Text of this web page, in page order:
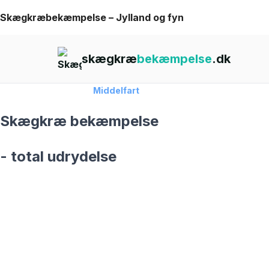
Skip
Skægkræbekæmpelse – Jylland og fyn
skægkræbekæmpelse.dk
Middelfart
Skægkræ bekæmpelse
- total udrydelse